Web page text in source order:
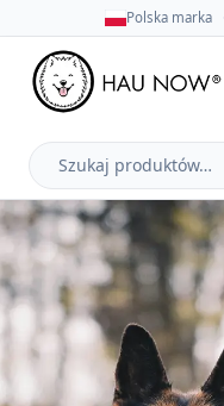
Polska marka
Szukaj
produktów